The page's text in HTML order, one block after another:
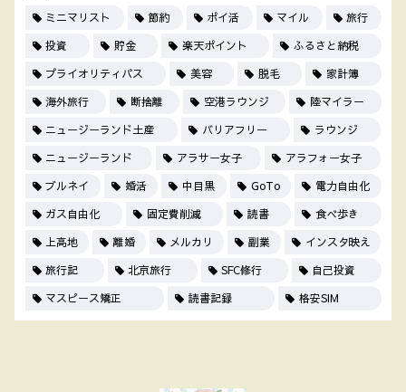
ミニマリスト 節約 ポイ活 マイル
旅行
投資
貯金 楽天ポイント
ふるさと納税
プライオリティパス
美容 脱毛
家計簿
海外旅行
断捨離 空港ラウンジ
陸マイラー
ニュージーランド土産
バリアフリー
ラウンジ
ニュージーランド
アラサー女子
アラフォー女子
ブルネイ
婚活 中目黒 GoTo
電力自由化
ガス自由化
固定費削減 読書
食べ歩き
上高地
離婚 メルカリ 副業
インスタ映え
旅行記
北京旅行 SFC修行
自己投資
マスピース矯正
読書記録 格安SIM